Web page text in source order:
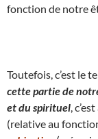
fonction de notre
Toutefois, c’est le
cette partie de
et du spirituel ,
(relative au